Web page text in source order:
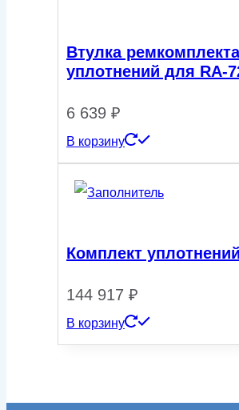
Втулка ремкомплекта
уплотнений для RA-
6 639 ₽
В корзину
Комплект
144 917 ₽
В корзину